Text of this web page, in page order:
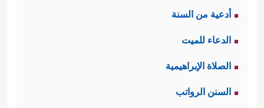
أدعية من السنة
الدعاء للميت
الصلاة الإبراهيمية
السنن الرواتب